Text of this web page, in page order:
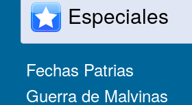
Especiales
Fechas Patrias
Guerra de Malvinas